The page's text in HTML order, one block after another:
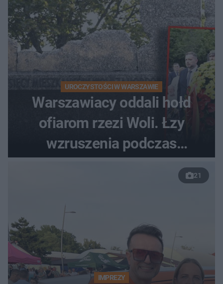
UROCZYSTOŚCI W WARSZAWIE
Warszawiacy oddali hołd
ofiarom rzezi Woli. Łzy
wzruszenia podczas
21
IMPREZY